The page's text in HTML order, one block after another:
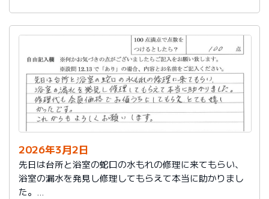
2026年3月2日
先日は台所と浴室の蛇口の水もれの修理に来てもらい、
浴室の漏水を発見し修理してもらえて本当に助かりまし
た。